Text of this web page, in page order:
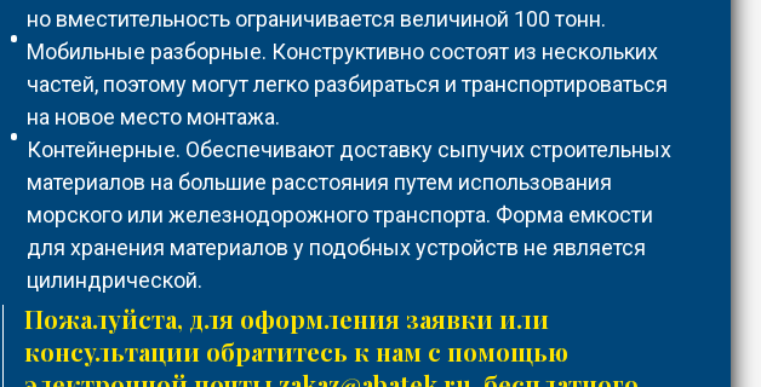
но вместительность ограничивается величиной 100 тонн.
Мобильные разборные. Конструктивно состоят из нескольких
частей, поэтому могут легко разбираться и транспортироваться
на новое место монтажа.
Контейнерные. Обеспечивают доставку сыпучих строительных
материалов на большие расстояния путем использования
морского или железнодорожного транспорта. Форма емкости
для хранения материалов у подобных устройств не является
цилиндрической.
Пожалуйста, для оформления заявки или
консультации обратитесь к нам с помощью